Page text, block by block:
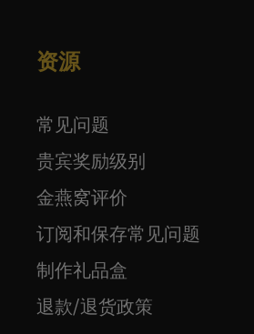
资源
常见问题
贵宾奖励级别
金燕窝评价
订阅和保存常见问题
制作礼品盒
退款/退货政策